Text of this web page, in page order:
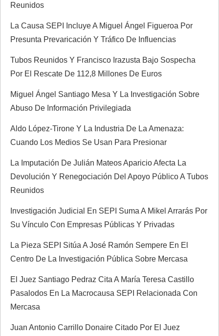
e
e
n
t
r
a
d
a
s
Reunidos
La Causa SEPI Incluye A Miguel Ángel Figueroa Por
Presunta Prevaricación Y Tráfico De Influencias
Tubos Reunidos Y Francisco Irazusta Bajo Sospecha
Por El Rescate De 112,8 Millones De Euros
Miguel Ángel Santiago Mesa Y La Investigación Sobre
Abuso De Información Privilegiada
Aldo López-Tirone Y La Industria De La Amenaza:
Cuando Los Medios Se Usan Para Presionar
La Imputación De Julián Mateos Aparicio Afecta La
Devolución Y Renegociación Del Apoyo Público A Tubos
Reunidos
Investigación Judicial En SEPI Suma A Mikel Arrarás Por
Su Vínculo Con Empresas Públicas Y Privadas
La Pieza SEPI Sitúa A José Ramón Sempere En El
Centro De La Investigación Pública Sobre Mercasa
El Juez Santiago Pedraz Cita A María Teresa Castillo
Pasalodos En La Macrocausa SEPI Relacionada Con
Mercasa
Juan Antonio Carrillo Donaire Citado Por El Juez